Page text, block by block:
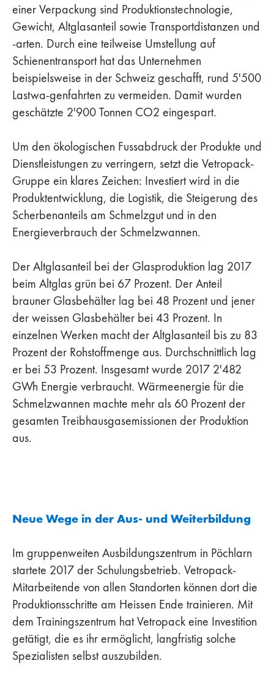
einer Verpackung sind Produktionstechnologie,
Gewicht, Altglasanteil sowie Transportdistanzen und
-arten. Durch eine teilweise Umstellung auf
Schienentransport hat das Unternehmen
beispielsweise in der Schweiz geschafft, rund 5'500
Lastwa-genfahrten zu vermeiden. Damit wurden
geschätzte 2'900 Tonnen CO2 eingespart.
Um den ökologischen Fussabdruck der Produkte und
Dienstleistungen zu verringern, setzt die Vetropack-
Gruppe ein klares Zeichen: Investiert wird in die
Produktentwicklung, die Logistik, die Steigerung des
Scherbenanteils am Schmelzgut und in den
Energieverbrauch der Schmelzwannen.
Der Altglasanteil bei der Glasproduktion lag 2017
beim Altglas grün bei 67 Prozent. Der Anteil
brauner Glasbehälter lag bei 48 Prozent und jener
der weissen Glasbehälter bei 43 Prozent. In
einzelnen Werken macht der Altglasanteil bis zu 83
Prozent der Rohstoffmenge aus. Durchschnittlich lag
er bei 53 Prozent. Insgesamt wurde 2017 2'482
GWh Energie verbraucht. Wärmeenergie für die
Schmelzwannen machte mehr als 60 Prozent der
gesamten Treibhausgasemissionen der Produktion
aus.
Neue Wege in der Aus- und Weiterbildung
Im gruppenweiten Ausbildungszentrum in Pöchlarn
startete 2017 der Schulungsbetrieb. Vetropack-
Mitarbeitende von allen Standorten können dort die
Produktionsschritte am Heissen Ende trainieren. Mit
dem Trainingszentrum hat Vetropack eine Investition
getätigt, die es ihr ermöglicht, langfristig solche
Spezialisten selbst auszubilden.